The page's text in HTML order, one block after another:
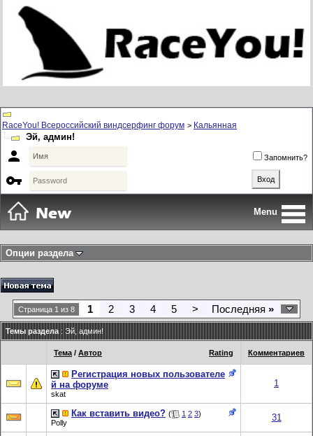
RaceYou! Всероссийский виндсерфинг форум > Кальянная
Эй, админ!
 Запомнить?

Menu
Опции раздела
Страница 1 из 8 1 2 3 4 5 > Последняя »
Темы раздела : Эй, админ!
Rating
Тема / Автор Комментариев
Регистрация новых пользователе
й на форуме
skat
1
Как вставить видео? ( 1 2 3)
Polly
31